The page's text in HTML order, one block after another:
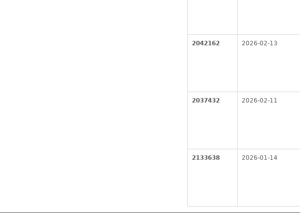
2042162 2026-02-13
2037432 2026-02-11
2133638 2026-01-14